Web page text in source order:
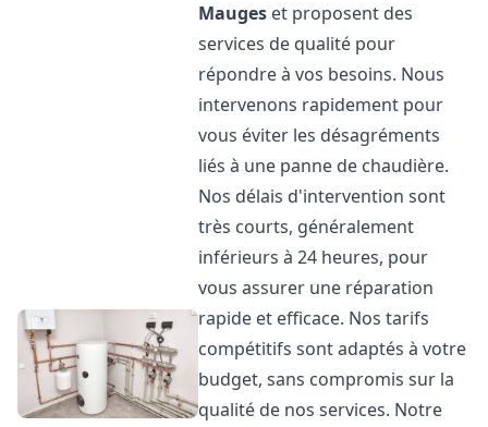
Mauges et proposent des
services de qualité pour
répondre à vos besoins. Nous
intervenons rapidement pour
vous éviter les désagréments
liés à une panne de chaudière.
Nos délais d'intervention sont
très courts, généralement
inférieurs à 24 heures, pour
vous assurer une réparation
rapide et efficace. Nos tarifs
compétitifs sont adaptés à votre
budget, sans compromis sur la
qualité de nos services. Notre